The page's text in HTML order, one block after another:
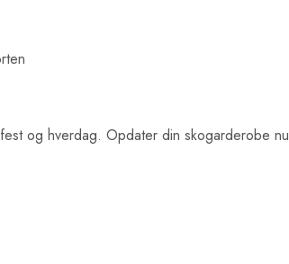
og hverdag. Opdater din skogarderobe nu